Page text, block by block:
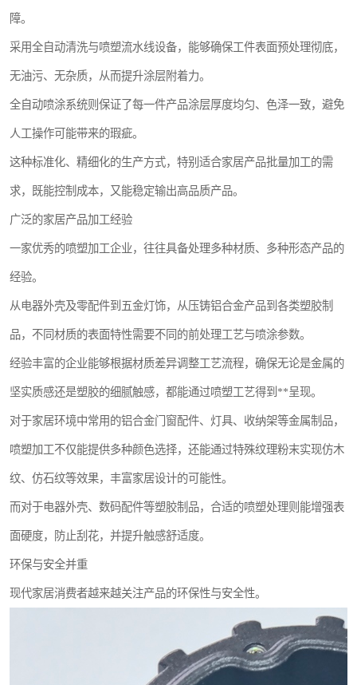
障。
采用全自动清洗与喷塑流水线设备，能够确保工件表面预处理彻底，
无油污、无杂质，从而提升涂层附着力。
全自动喷涂系统则保证了每一件产品涂层厚度均匀、色泽一致，避免
人工操作可能带来的瑕疵。
这种标准化、精细化的生产方式，特别适合家居产品批量加工的需
求，既能控制成本，又能稳定输出高品质产品。
广泛的家居产品加工经验
一家优秀的喷塑加工企业，往往具备处理多种材质、多种形态产品的
经验。
从电器外壳及零配件到五金灯饰，从压铸铝合金产品到各类塑胶制
品，不同材质的表面特性需要不同的前处理工艺与喷涂参数。
经验丰富的企业能够根据材质差异调整工艺流程，确保无论是金属的
坚实质感还是塑胶的细腻触感，都能通过喷塑工艺得到**呈现。
对于家居环境中常用的铝合金门窗配件、灯具、收纳架等金属制品，
喷塑加工不仅能提供多种颜色选择，还能通过特殊纹理粉末实现仿木
纹、仿石纹等效果，丰富家居设计的可能性。
而对于电器外壳、数码配件等塑胶制品，合适的喷塑处理则能增强表
面硬度，防止刮花，并提升触感舒适度。
环保与安全并重
现代家居消费者越来越关注产品的环保性与安全性。